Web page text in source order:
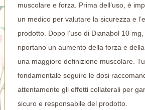
muscolare e forza. Prima dell’uso, è
un medico per valutare la sicurezza e
prodotto. Dopo l’uso di Dianabol 10
riportano un aumento della forza e
una maggiore definizione muscolare.
fondamentale seguire le dosi
attentamente gli effetti collaterali per
sicuro e responsabile del prodotto.